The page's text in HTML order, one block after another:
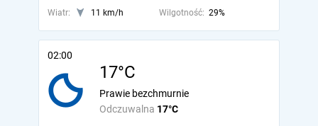
Wiatr:
11 km/h Wilgotność: 29%
02:00
17°C
Odczuwalna 17°C
Prawie bezchmurnie